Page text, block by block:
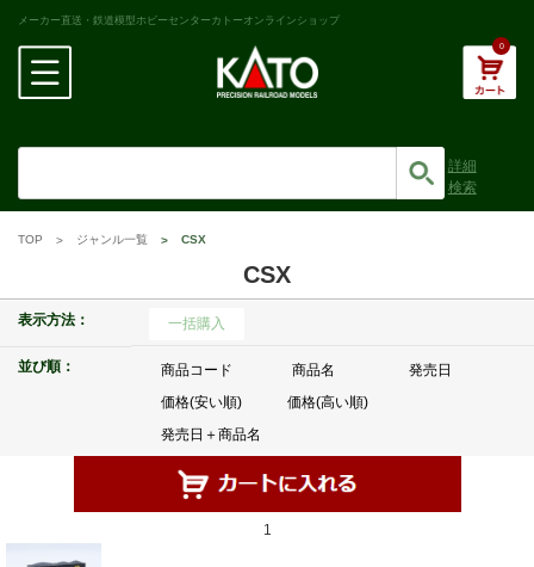
メーカー直送・鉄道模型ホビーセンターカトーオンラインショップ
0
詳細
検索
TOP ジャンル一覧 CSX
CSX
表示方法： 一括購入
並び順： 商品コード 商品名
発売日
価格(安い順)
価格(高い順)
発売日＋商品名
1